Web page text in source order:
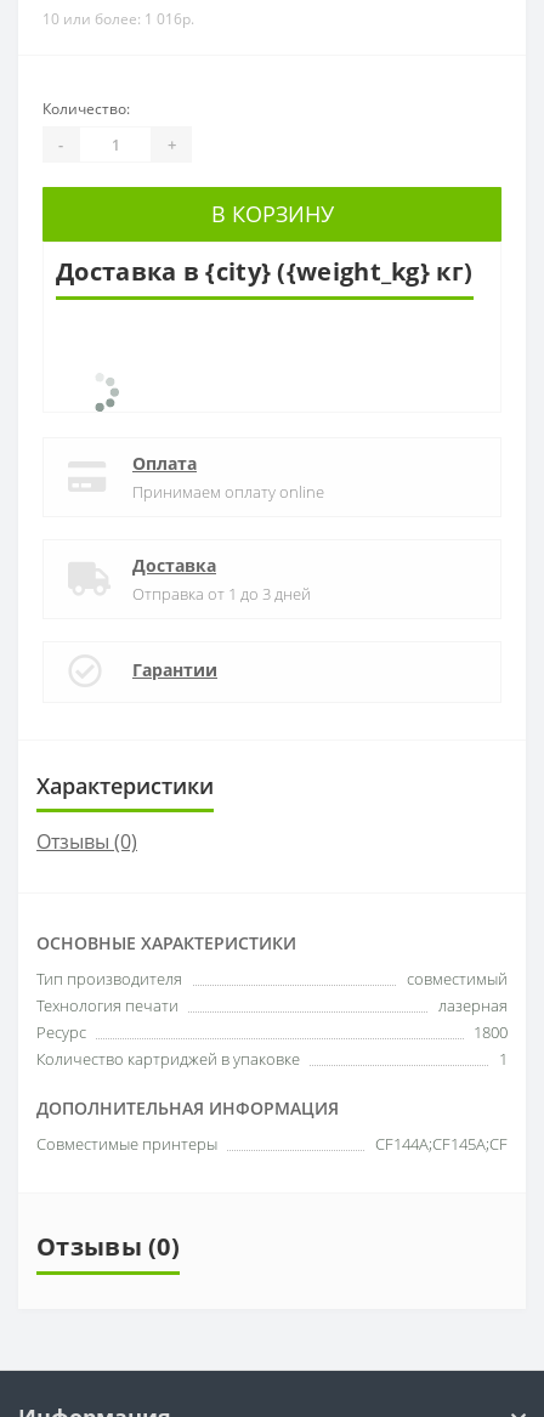
10 или более: 1 016р.
Количество:
- +
В КОРЗИНУ
Доставка в {city} ({weight_kg} кг)
Оплата
Принимаем оплату online
Доставка
Отправка от 1 до 3 дней
Гарантии
Характеристики
Отзывы (0)
ОСНОВНЫЕ ХАРАКТЕРИСТИКИ
Тип производителя
совместимый
Технология печати
лазерная
Ресурс
1800
Количество картриджей в упаковке
1
ДОПОЛНИТЕЛЬНАЯ ИНФОРМАЦИЯ
Совместимые принтеры CF144A;CF145A;CF
Отзывы (0)